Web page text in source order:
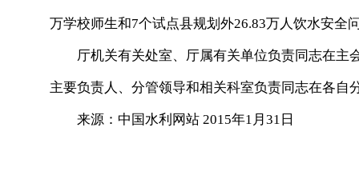
万学校师生和7个试点县规划外26.83万人饮水安全
厅机关有关处室、厅属有关单位负责同志在主
主要负责人、分管领导和相关科室负责同志在各自
来源：中国水利网站 2015年1月31日